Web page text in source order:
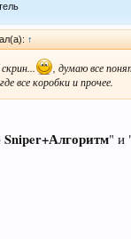
↑
, думаю все
все коробки и прочее.
Sniper+Алгоритм" и